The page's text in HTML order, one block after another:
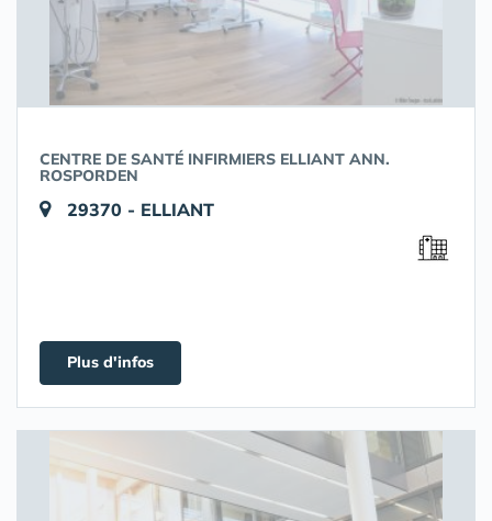
CENTRE DE SANTÉ INFIRMIERS ELLIANT ANN.
ROSPORDEN
29370 - ELLIANT
Plus d'infos